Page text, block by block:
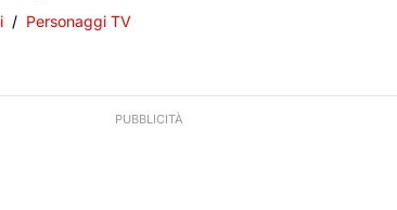
Personaggi TV